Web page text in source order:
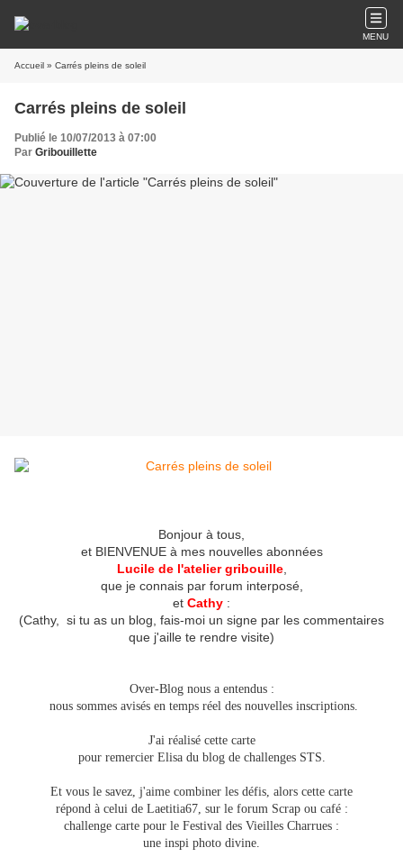
MENU
Accueil » Carrés pleins de soleil
Carrés pleins de soleil
Publié le 10/07/2013 à 07:00
Par Gribouillette
Bonjour à tous,
et BIENVENUE à mes nouvelles abonnées
Lucile de l'atelier gribouille,
que je connais par forum interposé,
et Cathy :
(Cathy, si tu as un blog, fais-moi un signe par les commentaires
que j'aille te rendre visite)
Over-Blog nous a entendus :
nous sommes avisés en temps réel des nouvelles inscriptions.
J'ai réalisé cette carte
pour remercier Elisa du blog de challenges STS.
Et vous le savez, j'aime combiner les défis, alors cette carte
répond à celui de Laetitia67, sur le forum Scrap ou café :
challenge carte pour le Festival des Vieilles Charrues :
une inspi photo divine.